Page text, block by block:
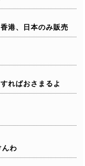
港、日本のみ販売
ればおさまるよ
んわ